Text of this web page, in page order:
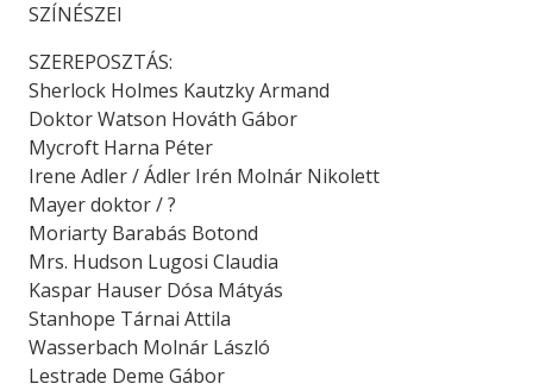
SZÍNÉSZEI
SZEREPOSZTÁS:
Sherlock Holmes Kautzky Armand
Doktor Watson Hováth Gábor
Mycroft Harna Péter
Irene Adler / Ádler Irén Molnár Nikolett
Mayer doktor / ?
Moriarty Barabás Botond
Mrs. Hudson Lugosi Claudia
Kaspar Hauser Dósa Mátyás
Stanhope Tárnai Attila
Wasserbach Molnár László
Lestrade Deme Gábor